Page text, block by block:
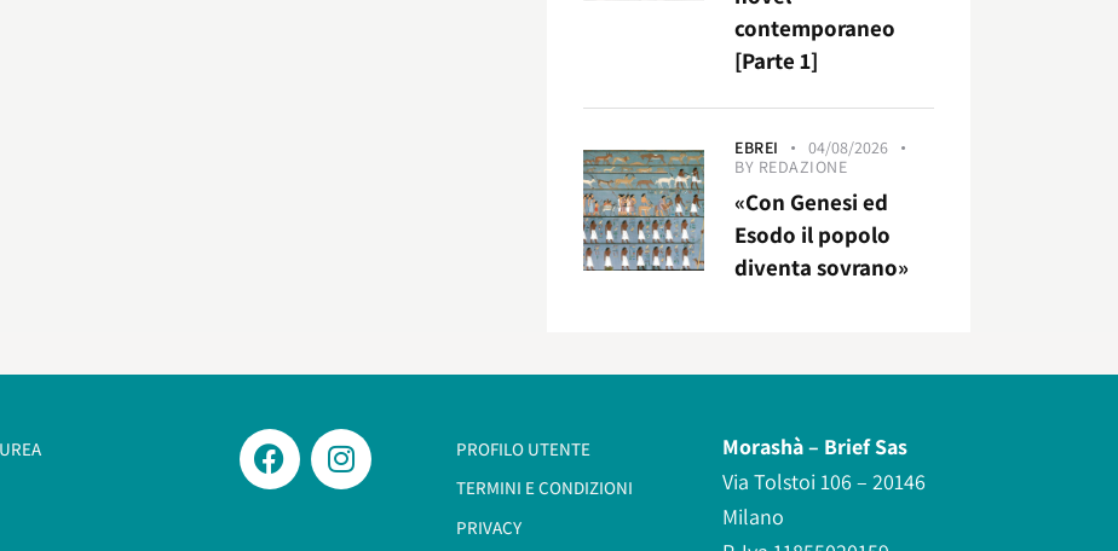
contemporaneo
[Parte 1]
EBREI
04/08/2026
BY REDAZIONE
«Con Genesi ed
Esodo il popolo
diventa sovrano»
PROFILO UTENTE
TERMINI E CONDIZIONI
PRIVACY
Morashà – Brief Sas
Via Tolstoi 106 – 20146
Milano